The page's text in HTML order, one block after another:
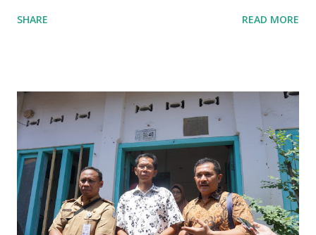
UMKM di Jatim. Namun Chusainuddin,S.Sos Anggota Komisi
yang sebenarnya ada dana pinjaman lunak untuk mereka. "
Ketika saya menjalankan Reses di Blitar,Kediri dan
Tulungagung , banyak masyarakat sana tak mengetahui ada
dana pinjaman lunak di Bank UMKM untuk para pelaku
UMKM, karena sebenarnya jika Pemprov serius
memberikan sosialisasi sampai ke tingkat desa,maka saya
yakin masyarakat sangat senang sekali," ucap pria yang
SHARE READ MORE